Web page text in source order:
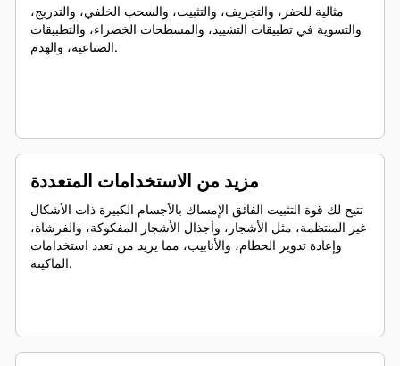
مثالية للحفر، والتجريف، والتثبيت، والسحب الخلفي، والتدريج،
والتسوية في تطبيقات التشييد، والمسطحات الخضراء، والتطبيقات
الصناعية، والهدم.
مزيد من الاستخدامات المتعددة
تتيح لك قوة التثبيت الفائق الإمساك بالأجسام الكبيرة ذات الأشكال
غير المنتظمة، مثل الأشجار، وأجذال الأشجار المفكوكة، والفرشاة،
وإعادة تدوير الحطام، والأنابيب، مما يزيد من تعدد استخدامات
الماكينة.